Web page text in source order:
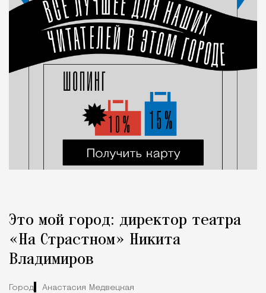
Это мой город: директор театра
«На Страстном» Никита
Владимиров
Город Анастасия Медвецкая